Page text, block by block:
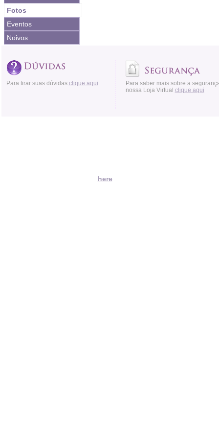
Fotos
Eventos
Noivos
Para tirar suas dúvidas clique aqui
Para saber mais sobre a
nossa Loja Virtual clique aqui
here